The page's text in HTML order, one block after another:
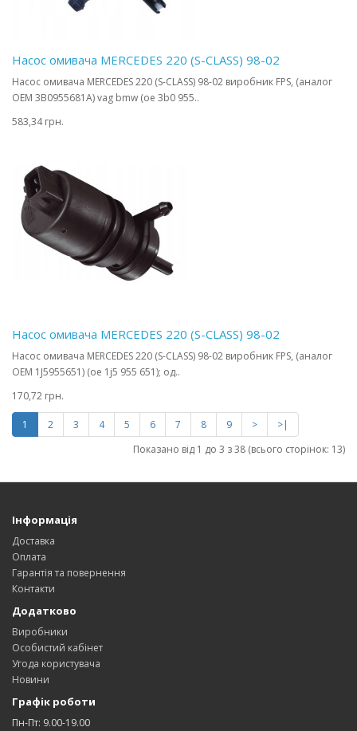
Насос омивача MERCEDES 220 (S-CLASS) 98-02
Насос омивача MERCEDES 220 (S-CLASS) 98-02 виробник FPS, (аналог
OEM 3B0955681A) vag bmw (oe 3b0 955..
583,34 грн.
Насос омивача MERCEDES 220 (S-CLASS) 98-02
Насос омивача MERCEDES 220 (S-CLASS) 98-02 виробник FPS, (аналог
OEM 1J5955651) (oe 1j5 955 651); од..
170,72 грн.
1 2 3 4 5 6 7 8 9 >
>|
Показано від 1 до 3 з 38 (всього сторінок: 13)
Інформація
Доставка
Оплата
Гарантія та повернення
Контакти
Додатково
Виробники
Особистий кабінет
Угода користувача
Новини
Графік роботи
Пн-Пт: 9.00-19.00